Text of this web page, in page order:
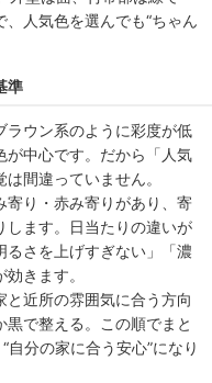
人気色を選んでも“ちゃん
準
ラウン系のように彩度が低
が中心です。だから「人気
間違っていません。
寄り・赤み寄りがあり、寄
します。日当たりの違いが
るさを上げすぎない」「濃
きます。
近所の雰囲気に合う方向
で整える。この順でまと
自分の家に合う安心”になり